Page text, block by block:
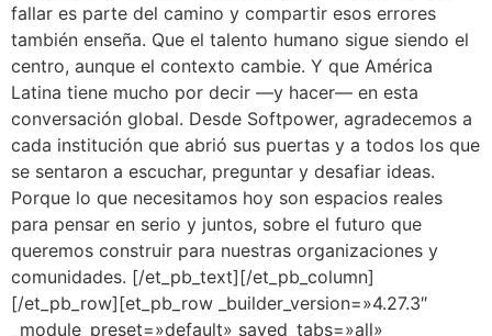
fallar es parte del camino y compartir esos errores
también enseña. Que el talento humano sigue siendo el
centro, aunque el contexto cambie. Y que América
Latina tiene mucho por decir —y hacer— en esta
conversación global. Desde Softpower, agradecemos a
cada institución que abrió sus puertas y a todos los que
se sentaron a escuchar, preguntar y desafiar ideas.
Porque lo que necesitamos hoy son espacios reales
para pensar en serio y juntos, sobre el futuro que
queremos construir para nuestras organizaciones y
comunidades. [/et_pb_text][/et_pb_column]
[/et_pb_row][et_pb_row _builder_version=»4.27.3″
_module_preset=»default» saved_tabs=»all»